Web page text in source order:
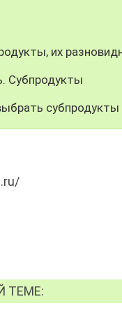
их
Субпродукты
субпродукты
ТЕМЕ: